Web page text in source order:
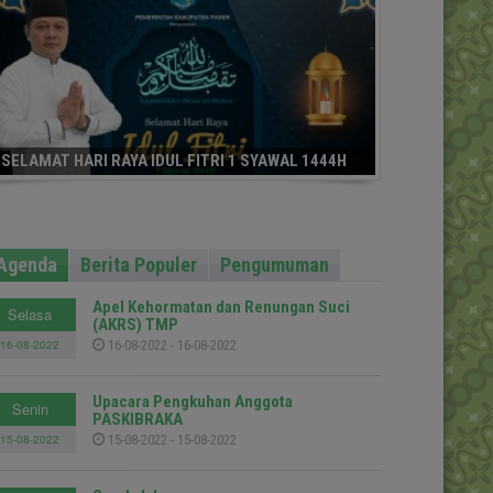
SELAMAT HARI RAYA IDUL FITRI 1 SYAWAL 1444H
Berita Populer Pengumuman
Selasa
16-08-2022
Apel Kehormatan dan Renungan Suci
(AKRS) TMP
16-08-2022 - 16-08-2022
Senin
15-08-2022
Upacara Pengkuhan Anggota
PASKIBRAKA
15-08-2022 - 15-08-2022